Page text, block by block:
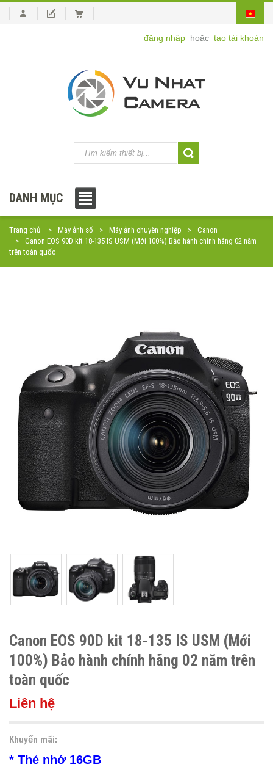
đăng nhập hoặc tạo tài khoản
DANH MỤC
Trang chủ Máy ảnh số Máy ảnh chuyên nghiệp
Canon
Canon EOS 90D kit 18-135 IS USM (Mới 100%) Bảo hành chính hãng 02 năm
trên toàn quốc
Canon EOS 90D kit 18-135 IS USM (Mới
100%) Bảo hành chính hãng 02 năm trên
toàn quốc
Liên hệ
Khuyến mãi:
* Thẻ nhớ 16GB